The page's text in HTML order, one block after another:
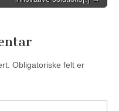
Obligatoriske felt er